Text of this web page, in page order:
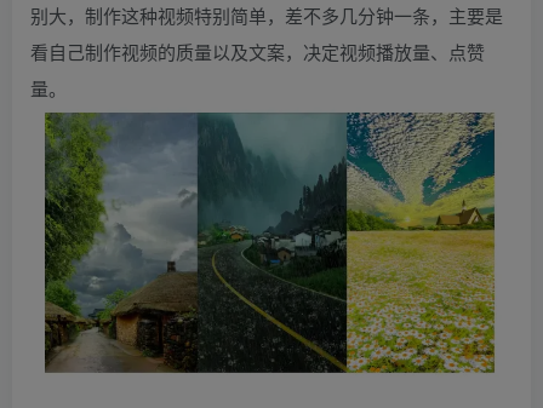
别大，制作这种视频特别简单，差不多几分钟一条，主要是
看自己制作视频的质量以及文案，决定视频播放量、点赞
量。